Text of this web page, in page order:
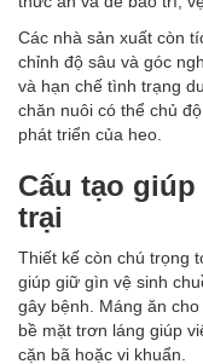
Các nhà sản xuất còn
chỉnh độ sâu và góc
và hạn chế tình trạng
chăn nuôi có thể chủ
phát triển của heo.
Cấu tạo
trại
Thiết kế còn chú trọng
giúp giữ gìn vệ sinh
gây bệnh. Máng ăn
bề mặt trơn láng giúp
cặn bã hoặc vi khuẩn.